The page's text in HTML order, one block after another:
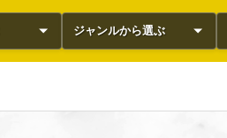
ジャンルから選ぶ